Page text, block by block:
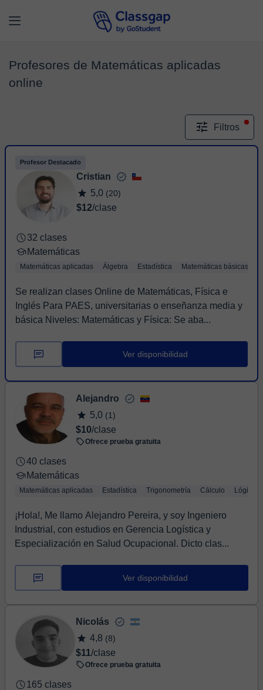
Profesores de Matemáticas aplicadas
online
Filtros
Profesor Destacado
Cristian
5,0 (20)
$12/clase
32 clases
Matemáticas
Matemáticas aplicadas Álgebra Estadística Matemáticas básicas
Se realizan clases Online de Matemáticas, Física e
Inglés Para PAES, universitarias o enseñanza media y
básica Niveles: Matemáticas y Física: Se aba...
Ver disponibilidad
Alejandro
5,0 (1)
$10/clase
Ofrece prueba gratuita
40 clases
Matemáticas
Matemáticas aplicadas Estadística Trigonometría Cálculo Lógica
¡Hola!, Me llamo Alejandro Pereira, y soy Ingeniero
Industrial, con estudios en Gerencia Logística y
Especialización en Salud Ocupacional. Dicto clas...
Ver disponibilidad
Nicolás
4,8 (8)
$11/clase
Ofrece prueba gratuita
165 clases